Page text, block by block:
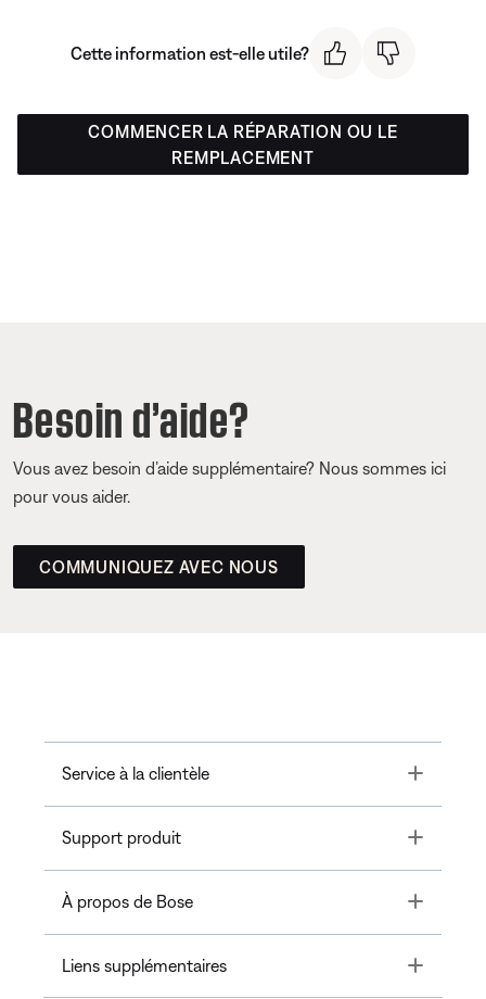
Cette information est-elle utile?
COMMENCER LA RÉPARATION OU LE
REMPLACEMENT
Besoin d’aide?
Vous avez besoin d’aide supplémentaire? Nous sommes ici
pour vous aider.
COMMUNIQUEZ AVEC NOUS
Service à la clientèle Toggle
Support produit Toggle
À propos de Bose Toggle
Liens supplémentaires Toggle